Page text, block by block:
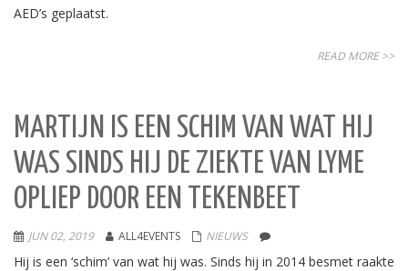
AED’s geplaatst.
READ MORE >>
MARTIJN IS EEN SCHIM VAN WAT HIJ
WAS SINDS HIJ DE ZIEKTE VAN LYME
OPLIEP DOOR EEN TEKENBEET
JUN 02, 2019 ALL4EVENTS NIEUWS
Hij is een ‘schim’ van wat hij was. Sinds hij in 2014 besmet raakte